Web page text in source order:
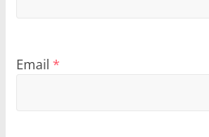
Email *